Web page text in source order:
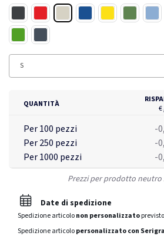
S
QUANTITÀ
€
Per 100 pezzi -
Per 250 pezzi
-
Per 1000 pezzi
-
Prezzi per prodotto neutro
Date di spedizione
Spedizione articolonon personalizzato
Spedizione articolopersonalizzato con